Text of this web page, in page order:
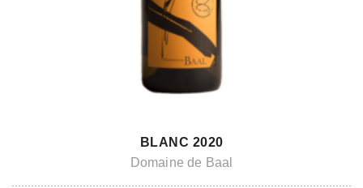
ADD TO CART
BLANC 2020
Domaine de Baal